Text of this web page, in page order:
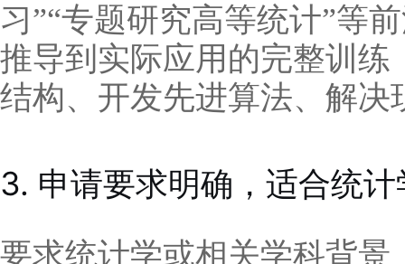
习”“专题研究高等统计”等
推导到实际应用的完整训
结构、开发先进算法、解决
3. 申请要求明确，适合统
要求统计学或相关学科背